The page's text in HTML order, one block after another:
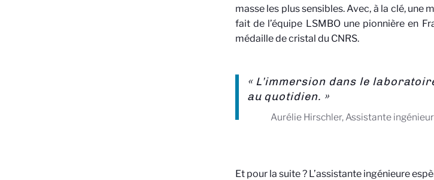
masse les plus sensibles. Avec, à la clé, une
fait de l’équipe LSMBO une pionnière en
médaille de cristal du CNRS.
« L’immersion dans le
au quotidien. »
Aurélie Hirschler, Assistante
Et pour la suite ? L’assistante ingénieure